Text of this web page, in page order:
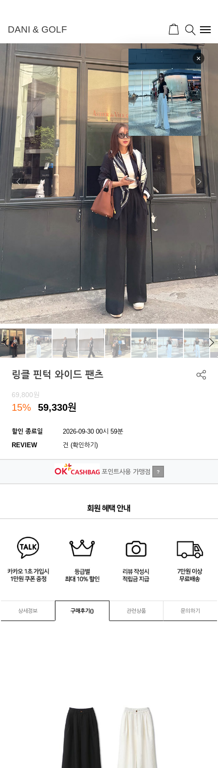
DANI & GOLF
링클 핀턱 와이드 팬츠
69,800원
15% 59,330원
할인 종료일
2026-09-30 00시 59분
REVIEW
건 (확인하기)
포인트사용 가맹점 ?
상세정보 구매후기() 관련상품 문의하기